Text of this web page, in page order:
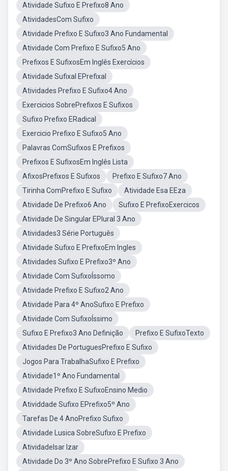
Atividade Sufixo E Prefixo8 Ano
AtividadesCom Sufixo
Atividade Prefixo E Sufixo3 Ano Fundamental
Atividade Com Prefixo E Sufixo5 Ano
Prefixos E SufixosEm Inglês Exercícios
Atividade Sufixal EPrefixal
Atividades Prefixo E Sufixo4 Ano
Exercicios SobrePrefixos E Sufixos
Sufixo Prefixo ERadical
Exercicio Prefixo E Sufixo5 Ano
Palavras ComSufixos E Prefixos
Prefixos E SufixosEm Inglês Lista
AfixosPrefixos E Sufixos
Prefixo E Sufixo7 Ano
Tirinha ComPrefixo E Sufixo
Atividade Esa EEza
Atividade De Prefixo6 Ano
Sufixo E PrefixoExercicos
Atividade De Singular EPlural 3 Ano
Atividades3 Série Português
Atividade Sufixo E PrefixoEm Ingles
Atividades Sufixo E Prefixo3º Ano
Atividade Com SufixoÍssomo
Atividade Prefixo E Sufixo2 Ano
Atividade Para 4º AnoSufixo E Prefixo
Atividade Com SufixoÍssimo
Sufixo E Prefixo3 Ano Definição
Prefixo E SufixoTexto
Atividades De PortuguesPrefixo E Sufixo
Jogos Para TrabalhaSufixo E Prefixo
Atividade1º Ano Fundamental
Atividade Prefixo E SufixoEnsino Medio
Atividdade Sufixo EPrefixo5º Ano
Tarefas De 4 AnoPrefixo Sufixo
Atividade Lusica SobreSufixo E Prefixo
AtividadeIsar Izar
Atividade Do 3º Ano SobrePrefixo E Sufixo 3 Ano